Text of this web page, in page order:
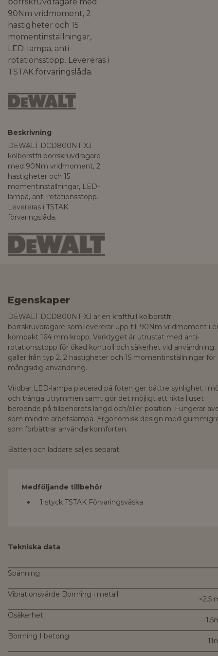
90Nm vridmoment, 2
hastigheter och 15
momentinställningar,
LED-lampa, anti-
rotationsstopp. Levereras i
TSTAK förvaringslåda.
Beskrivning
DEWALT DCD800NT-XJ
kolborstfri borrskruvdragare
med 90Nm vridmoment, 2
hastigheter och 15
momentinställningar, LED-
lampa, anti-rotationsstopp.
Levereras i TSTAK
förvaringslåda.
Egenskaper
DEWALT DCD800NT-XJ är en kraftfull kolborstfri
borrskruvdragare som levererar upp till 90Nm vridmoment i
kompakt 164 mm kropp. Verktyget är utrustat med anti-
rotationsstopp för ökad kontroll och säkerhet vid användning,
gäller från typ 2. 2 hastigheter och 15 momentinställningar för
mångsidig användning.
Vridbar LED-lampa placerad på foten ger bättre synlighet i
och trånga utrymmen samt gör det möjligt att rikta ljuset
beroende på tillbehörets längd och/eller position. Fungerar
som mindre arbetslampa. Ergonomisk design med
som förbättrar användarkomforten.
Batteri och laddare säljes separat.
Medföljande tillbehör
1 styck TSTAK Förvaringsväska
Tekniska data
Spänning
Vibrationsvärde Borrning i metall
<2.5
Osäkerhet
Borrning I betong